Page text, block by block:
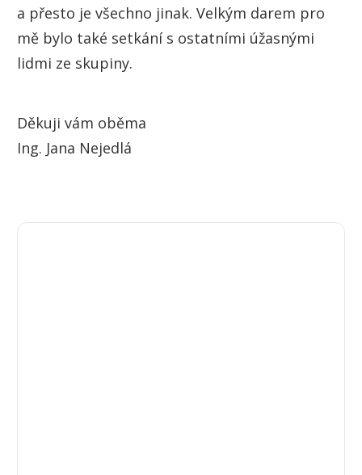
a přesto je všechno jinak. Velkým darem pro
mě bylo také setkání s ostatními úžasnými
lidmi ze skupiny.
Děkuji vám oběma
Ing. Jana Nejedlá